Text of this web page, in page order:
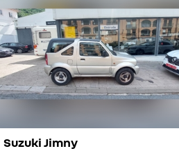
Suzuki Jimny